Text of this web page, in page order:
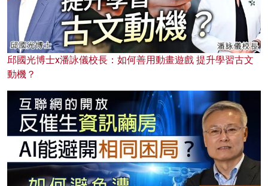
邱國光博士x潘詠儀校長：如何善用動畫遊戲 提升學習古文
動機？